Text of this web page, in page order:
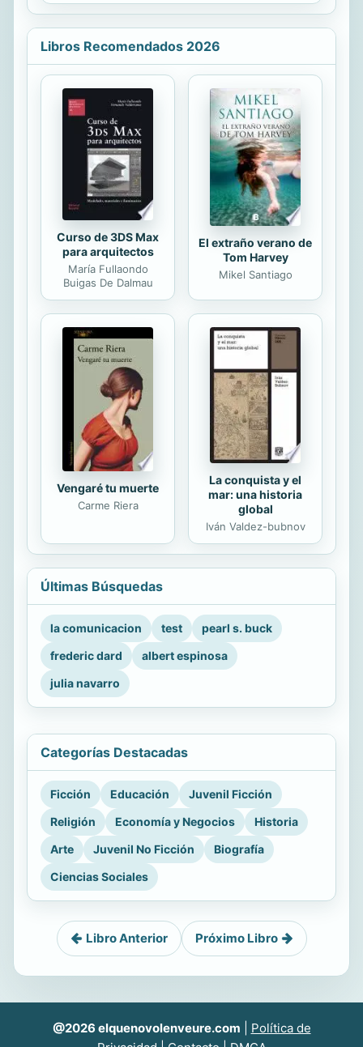
nosotros mismos como a los demás y
nos impiden satisfacer nuestros
Kelsang comienza con una
exposición de las célebres
enseñanzas de Buda conocidas
como «Las cuatro nobles verdades»,
que nos ofrecen una solución clara y
sencilla a todos nuestros problemas
y nos conducen al oasis de paz
infinita que existe en nuestro
corazón. A...
Libros Recomendados 2026
Curso de 3DS Max
para arquitectos
María Fullaondo
Buigas De Dalmau
El extraño verano de
Tom Harvey
Mikel Santiago
Vengaré tu muerte
Carme Riera
La conquista y el
mar: una historia
global
Iván Valdez-bubnov
Últimas Búsquedas
la comunicacion test
pearl s. buck
frederic dard
albert espinosa
julia navarro
Categorías Destacadas
Ficción Educación
Juvenil Ficción
Religión
Economía y Negocios
Historia
Arte
Juvenil No Ficción
Biografía
Ciencias Sociales
Libro Anterior Próximo Libro
@2026 elquenovolenveure.com
Política de